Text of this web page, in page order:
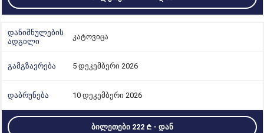
კატოვიცა
5 დეკემბერი 2026
10 დეკემბერი 2026
ᲑᲘᲚᲔᲗᲔᲑᲘ 222 - ᲓᲐᲜ